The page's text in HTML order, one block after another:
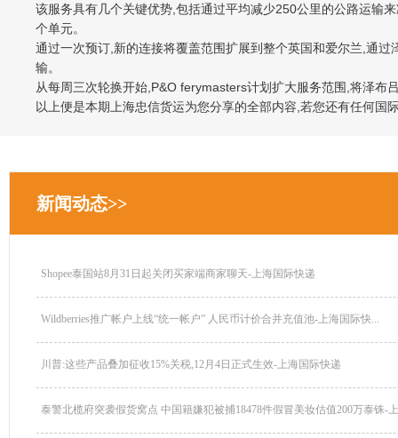
该服务具有几个关键优势,包括通过平均减少250公里的公路运输
个单元。
通过一次预订,新的连接将覆盖范围扩展到整个英国和爱尔兰,通
输。
从每周三次轮换开始,P&O ferymasters计划扩大服务范围,将泽
以上便是本期上海忠信货运为您分享的全部内容,若您还有任何
新闻动态>>
Shopee泰国站8月31日起关闭买家端商家聊天-上海国际快递
Wildberries推广帐户上线“统一帐户” 人民币计价合并充值池-上海国际快...
川普:这些产品叠加征收15%关税,12月4日正式生效-上海国际快递
泰警北榄府突袭假货窝点 中国籍嫌犯被捕18478件假冒美妆估值200万泰铢-